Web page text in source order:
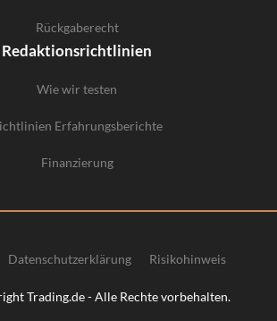
Rückgaberecht
Redaktionsrichtlinien
Wie wir testen
Erfahrungsberichte
Finanzierung
Trading.de - Alle Rechte vorbehalten.
Datenschutzerklärung Risikohinweis